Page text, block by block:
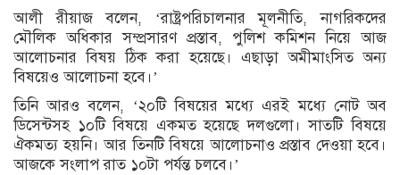
আলী রীয়াজ বলেন, ‘রাষ্ট্রপরিচালনার মূলনীতি, নাগরিকদের
মৌলিক অধিকার সম্প্রসারণ প্রস্তাব, পুলিশ কমিশন নিয়ে আজ
আলোচনার বিষয় ঠিক করা হয়েছে। এছাড়া অমীমাংসিত অন্য
বিষয়েও আলোচনা হবে।’
তিনি আরও বলেন, ‘২০টি বিষয়ের মধ্যে এরই মধ্যে নোট অব
ডিসেন্টসহ ১০টি বিষয়ে একমত হয়েছে দলগুলো। সাতটি বিষয়ে
ঐকমত্য হয়নি। আর তিনটি বিষয়ে আলোচনাও প্রস্তাব দেওয়া হবে।
আজকে সংলাপ রাত ১০টা পর্যন্ত চলবে।’